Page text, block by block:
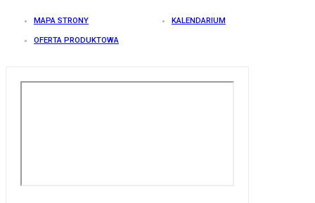
MAPA STRONY KALENDARIUM
OFERTA PRODUKTOWA